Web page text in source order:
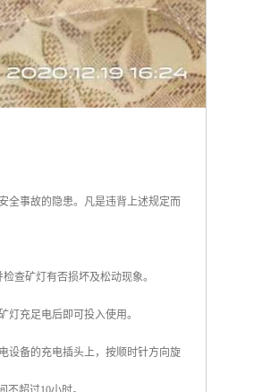
全事故的隐患。凡是违背上述规定而
查矿灯有否损坏及松动现象。
充足电后即可投入使用。
设备的充电插头上，按顺时针方向旋